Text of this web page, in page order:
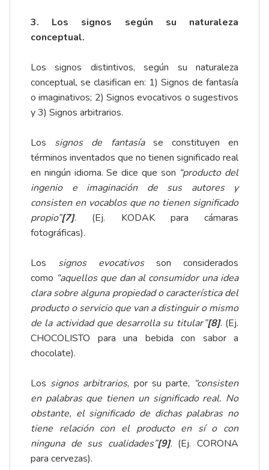
3. Los signos según su naturaleza
conceptual.
Los signos distintivos, según su naturaleza
conceptual, se clasifican en: 1) Signos de fantasía
o imaginativos; 2) Signos evocativos o sugestivos
y 3) Signos arbitrarios.
Los signos de fantasíase constituyen en
términos inventados que no tienen significado real
en ningún idioma. Se dice que son “producto del
ingenio e imaginación de sus autores y
consisten en vocablos que no tienen significado
propio”[7]. (Ej. KODAK para cámaras
fotográficas).
Los signos evocativosson considerados
como “aquellos que dan al consumidor una idea
clara sobre alguna propiedad o característica del
producto o servicio que van a distinguir o mismo
de la actividad que desarrolla su titular”[8]. (Ej.
CHOCOLISTO para una bebida con sabor a
chocolate).
Los signos arbitrarios, por su parte, “consisten
en palabras que tienen un significado real. No
obstante, el significado de dichas palabras no
tiene relación con el producto en sí o con
ninguna de sus cualidades”[9]. (Ej. CORONA
para cervezas).